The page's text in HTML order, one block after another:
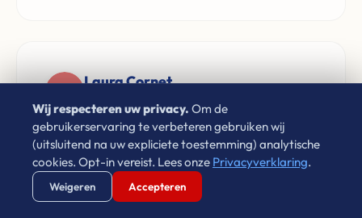
Laura Cornet
4 jaar geleden
"Sinds 2009 heb ik via Leon gehuurd in
Eindhoven. Hij is netjes, vriendelijk en zorgt
ervoor dat problemen altijd op een goede
manier opgelost worden. Prima huurbaas!"
Wij respecteren uw privacy. Om de
gebruikerservaring te verbeteren gebruiken wij
(uitsluitend na uw expliciete toestemming) analytische
cookies. Opt-in vereist. Lees onze Privacyverklaring.
Weigeren Accepteren
Verstuur WhatsApp